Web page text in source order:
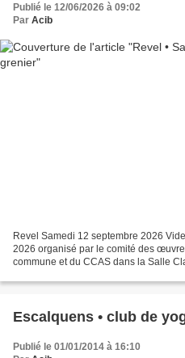
Publié le 12/06/2026 à 09:02
Par Acib
Revel Samedi 12 septembre 2026
2026 organisé par le comité des
commune et du CCAS dans la Salle
Escalquens • club de
Publié le 01/01/2014 à 16:10